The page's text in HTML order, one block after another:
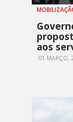
aos
01 MARÇO,